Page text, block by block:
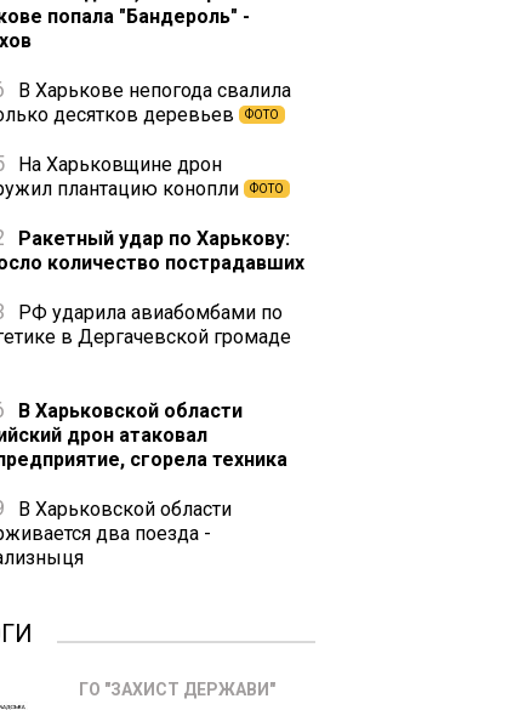
попала "Бандероль" -
В Харькове непогода свалила
десятков деревьев
ФОТО
На Харьковщине дрон
плантацию конопли
ФОТО
Ракетный удар по Харькову:
количество пострадавших
РФ ударила авиабомбами по
в Дергачевской громаде
В Харьковской области
дрон атаковал
сгорела техника
В Харьковской области
два поезда -
ГО "ЗАХИСТ ДЕРЖАВИ"